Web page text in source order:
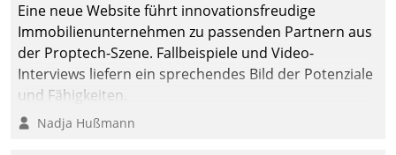
Eine neue Website führt innovationsfreudige
Immobilienunternehmen zu passenden Partnern aus
der Proptech-Szene. Fallbeispiele und Video-
Interviews liefern ein sprechendes Bild der Potenziale
und Fähigkeiten.
Nadja Hußmann